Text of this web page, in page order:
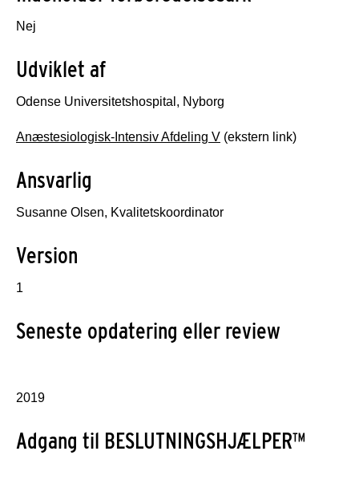
Nej
Udviklet af
Odense Universitetshospital, Nyborg
Anæstesiologisk-Intensiv Afdeling V (ekstern link)
Ansvarlig
Susanne Olsen, Kvalitetskoordinator
Version
1
Seneste opdatering eller review
2019
Adgang til BESLUTNINGSHJÆLPER™